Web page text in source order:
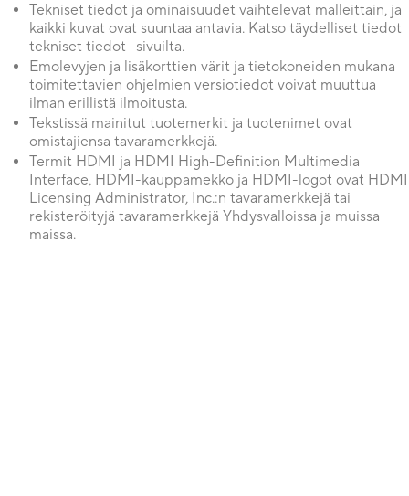
Tekniset tiedot ja ominaisuudet vaihtelevat malleittain, ja
kaikki kuvat ovat suuntaa antavia. Katso täydelliset tiedot
tekniset tiedot -sivuilta.
Emolevyjen ja lisäkorttien värit ja tietokoneiden mukana
toimitettavien ohjelmien versiotiedot voivat muuttua
ilman erillistä ilmoitusta.
Tekstissä mainitut tuotemerkit ja tuotenimet ovat
omistajiensa tavaramerkkejä.
Termit HDMI ja HDMI High-Definition Multimedia
Interface, HDMI-kauppamekko ja HDMI-logot ovat HDMI
Licensing Administrator, Inc.:n tavaramerkkejä tai
rekisteröityjä tavaramerkkejä Yhdysvalloissa ja muissa
maissa.